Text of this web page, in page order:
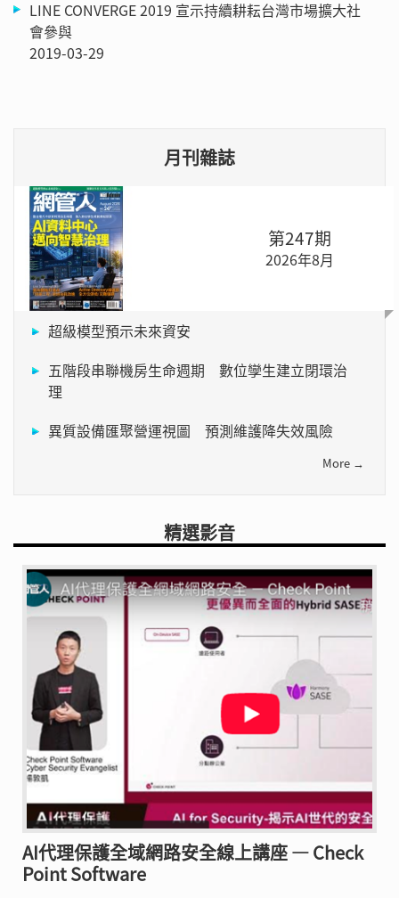
LINE CONVERGE 2019 宣示持續耕耘台灣市場擴大社
會參與
2019-03-29
月刊雜誌
第247期
2026年8月
超級模型預示未來資安
五階段串聯機房生命週期 數位孿生建立閉環治
理
異質設備匯聚營運視圖 預測維護降失效風險
More →
精選影音
AI代理保護全域網路安全線上講座 — Check
Point Software